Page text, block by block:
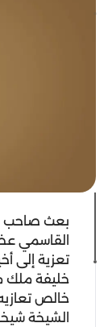
بعث صاحب
القاسمي
تعزية إلى
خليفة ملك
خالص
الشيخة